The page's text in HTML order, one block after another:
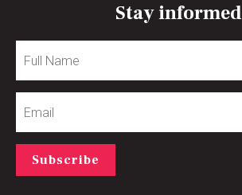
Stay informed
Name
Subscribe